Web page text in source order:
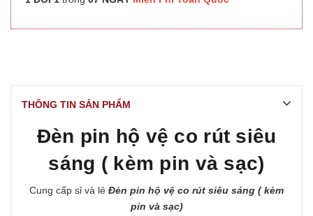
THÔNG TIN SẢN PHẨM
Đèn pin hộ vệ co rút siêu
sáng ( kèm pin và sạc)
Cung cấp sỉ và lẻ Đèn pin hộ vệ co rút siêu sáng ( kèm
pin và sạc)